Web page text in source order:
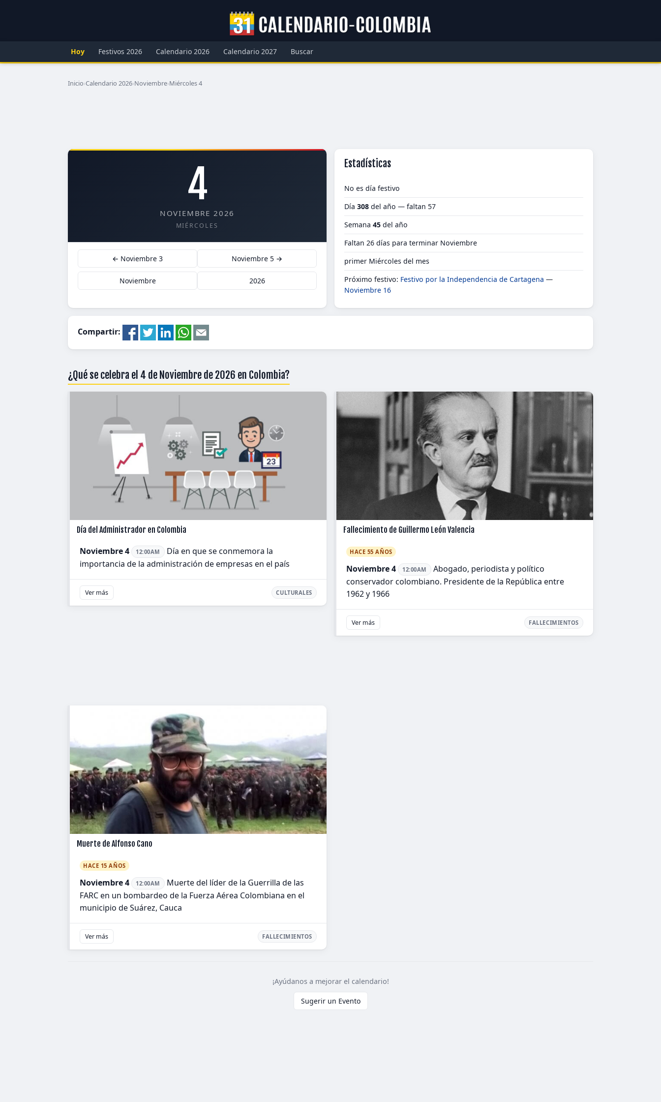
Hoy Festivos 2026 Calendario 2026 Calendario 2027 Buscar
Inicio›Calendario 2026›Noviembre›Miércoles 4
4
NOVIEMBRE 2026
MIÉRCOLES
← Noviembre 3 Noviembre 5 →
Noviembre 2026
Estadísticas
No es día festivo
Día 308 del año — faltan 57
Semana 45 del año
Faltan 26 días para terminar Noviembre
primer Miércoles del mes
Próximo festivo: Festivo por la Independencia de Cartagena —
Noviembre 16
Compartir:
¿Qué se celebra el 4 de Noviembre de 2026 en Colombia?
Día del Administrador en Colombia
Noviembre 4 12:00AM
Día en que se conmemora la
importancia de la administración de empresas en el país
Ver más CULTURALES
Fallecimiento de Guillermo León Valencia
HACE 55 AÑOS
Noviembre 4 12:00AM
Abogado, periodista y político
conservador colombiano. Presidente de la República entre
1962 y 1966
Ver más FALLECIMIENTOS
Muerte de Alfonso Cano
HACE 15 AÑOS
Noviembre 4 12:00AM
Muerte del líder de la Guerrilla de las
FARC en un bombardeo de la Fuerza Aérea Colombiana en el
municipio de Suárez, Cauca
Ver más FALLECIMIENTOS
¡Ayúdanos a mejorar el calendario!
Sugerir un Evento